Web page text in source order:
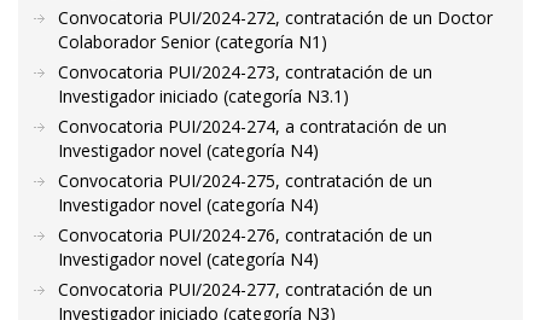
Convocatoria PUI/2024-272, contratación de un Doctor
Colaborador Senior (categoría N1)
Convocatoria PUI/2024-273, contratación de un
Investigador iniciado (categoría N3.1)
Convocatoria PUI/2024-274, a contratación de un
Investigador novel (categoría N4)
Convocatoria PUI/2024-275, contratación de un
Investigador novel (categoría N4)
Convocatoria PUI/2024-276, contratación de un
Investigador novel (categoría N4)
Convocatoria PUI/2024-277, contratación de un
Investigador iniciado (categoría N3)